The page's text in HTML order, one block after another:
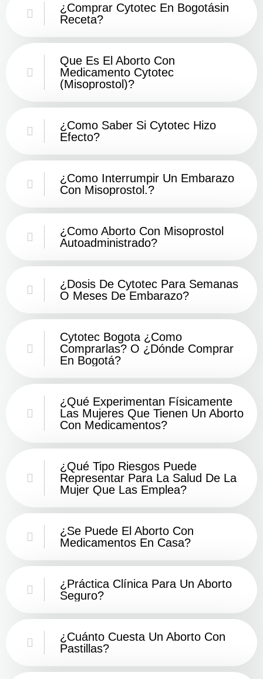
¿Comprar Cytotec En Bogotásin
Receta?
Que Es El Aborto Con
Medicamento Cytotec
(misoprostol)?
¿Como Saber Si Cytotec Hizo
Efecto?
¿como Interrumpir Un Embarazo
Con Misoprostol.?
¿Como Aborto Con Misoprostol
Autoadministrado?
¿Dosis De Cytotec Para Semanas
O Meses De Embarazo?
Cytotec Bogota ¿Como
Comprarlas? O ¿Dónde Comprar
En Bogotá?
¿Qué Experimentan Físicamente
Las Mujeres Que Tienen Un Aborto
Con Medicamentos?
¿Qué Tipo Riesgos Puede
Representar Para La Salud De La
Mujer Que Las Emplea?
¿Se Puede El Aborto Con
Medicamentos En Casa?
¿Práctica Clínica Para Un Aborto
Seguro?
¿Cuánto Cuesta Un Aborto Con
Pastillas?